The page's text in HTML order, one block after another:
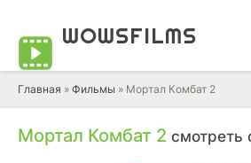
WOWSFILMS
Главная » Фильмы » Мортал Комбат 2
Мортал Комбат 2 смотреть